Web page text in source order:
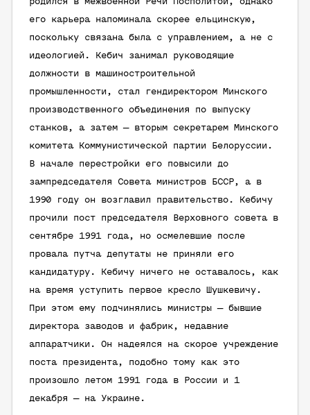
его карьера напоминала скорее ельцинскую,
поскольку связана была с управлением, а не с
идеологией. Кебич занимал руководящие
должности в машиностроительной
промышленности, стал гендиректором Минского
производственного объединения по выпуску
станков, а затем — вторым секретарем Минского
комитета Коммунистической партии Белоруссии.
В начале перестройки его повысили до
зампредседателя Совета министров БССР, а в
1990 году он возглавил правительство. Кебичу
прочили пост председателя Верховного совета в
сентябре 1991 года, но осмелевшие после
провала путча депутаты не приняли его
кандидатуру. Кебичу ничего не оставалось, как
на время уступить первое кресло Шушкевичу.
При этом ему подчинялись министры — бывшие
директора заводов и фабрик, недавние
аппаратчики. Он надеялся на скорое учреждение
поста президента, подобно тому как это
произошло летом 1991 года в России и 1
декабря — на Украине.